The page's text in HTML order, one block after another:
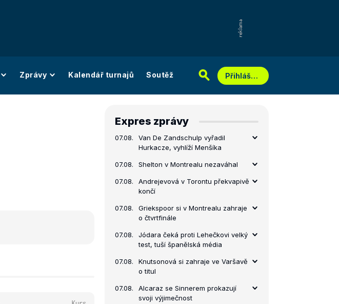
Zprávy Kalendář turnajů Soutěž Přihlášení
Expres zprávy
07.08.
Van De Zandschulp vyřadil
Hurkacze, vyhlíží Menšíka
07.08. Shelton v Montrealu nezaváhal
07.08.
Andrejevová v Torontu překvapivě
končí
07.08.
Griekspoor si v Montrealu zahraje
o čtvrtfinále
07.08.
Jódara čeká proti Lehečkovi velký
test, tuší španělská média
07.08.
Knutsonová si zahraje ve Varšavě
o titul
07.08.
Alcaraz se Sinnerem prokazují
svoji výjimečnost